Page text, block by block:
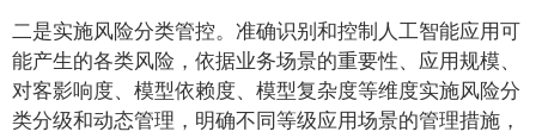
二是实施风险分类管控。准确识别和控制人工智能应用可
能产生的各类风险，依据业务场景的重要性、应用规模、
对客影响度、模型依赖度、模型复杂度等维度实施风险分
类分级和动态管理，明确不同等级应用场景的管理措施，